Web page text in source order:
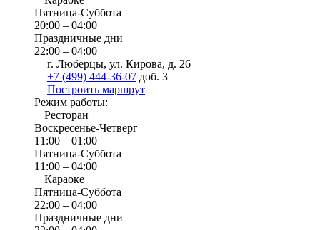
Пятница-Суббота
20:00 – 04:00
Праздничные дни
22:00 – 04:00
г. Люберцы, ул. Кирова, д. 26
+7 (499) 444-36-07 доб. 3
Построить маршрут
Режим работы:
Ресторан
Воскресенье-Четверг
11:00 – 01:00
Пятница-Суббота
11:00 – 04:00
Караоке
Пятница-Суббота
22:00 – 04:00
Праздничные дни